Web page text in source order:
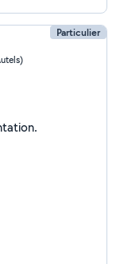
Particulier
ma présentation.